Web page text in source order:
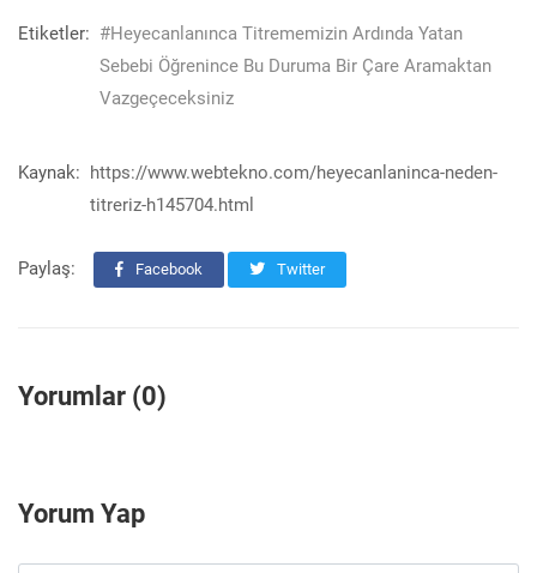
Etiketler: #Heyecanlanınca Titrememizin Ardında Yatan
Sebebi Öğrenince Bu Duruma Bir Çare Aramaktan
Vazgeçeceksiniz
Kaynak: https://www.webtekno.com/heyecanlaninca-neden-
titreriz-h145704.html
Paylaş: Facebook Twitter
Yorumlar (0)
Yorum Yap